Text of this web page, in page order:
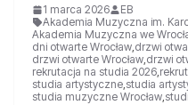
1 marca 2026
EB
Akademia Muzyczna im.
Akademia Muzyczna we
dni otwarte Wrocław,drzwi
drzwi otwarte Wrocław,drzwi
rekrutacja na studia 2026,
studia artystyczne,studia
studia muzyczne Wrocław,